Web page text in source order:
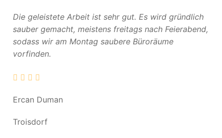
Die geleistete Arbeit ist sehr gut. Es wird gründlich
sauber gemacht, meistens freitags nach Feierabend,
sodass wir am Montag saubere Büroräume
vorfinden.
Ercan Duman
Troisdorf